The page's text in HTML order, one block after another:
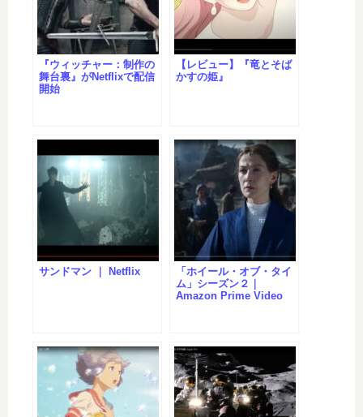
『ウィッチャー：制作の
舞台裏』がNetflixで配信
開始
【レビュー】『竜とそば
かすの姫』
サンドマン ｜ Netflix
「ホイール・オブ・タイ
ム」シーズン２｜
Amazon Prime Video